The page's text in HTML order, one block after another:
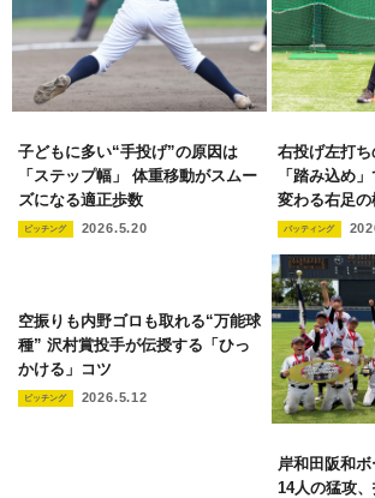
子どもに多い“手投げ”の原因は
「ステップ幅」 体重移動がスムー
ズになる適正歩数
ピッチング 2026.5.20
右投げ左打
「踏み込め
変わる右足の
バッティング
空振りも内野ゴロも取れる“万能球
種” 沢村賞投手が伝授する「ひっ
かける」コツ
ピッチング 2026.5.12
岸和田阪和
14人の猛攻